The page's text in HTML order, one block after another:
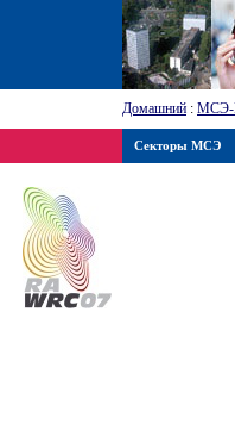
Домашний : МСЭ-
Секторы МСЭ